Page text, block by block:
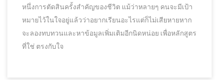
หนึ่งการตัดสินครั้งสำคัญของชีวิต แม้ว่าหลายๆ คนจะมีเป้า
หมายไว้ในใจอยู่แล้วว่าอยากเรียนอะไรแต่ก็ไม่เสียหายหาก
จะลองทบทวนและหาข้อมูลเพิ่มเติมอีกนิดหน่อย เพื่อหลักสูตร
ที่ใช่ ตรงกับใจ